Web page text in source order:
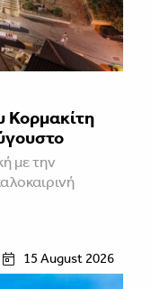
Κορμακίτη
με την
15 August 2026